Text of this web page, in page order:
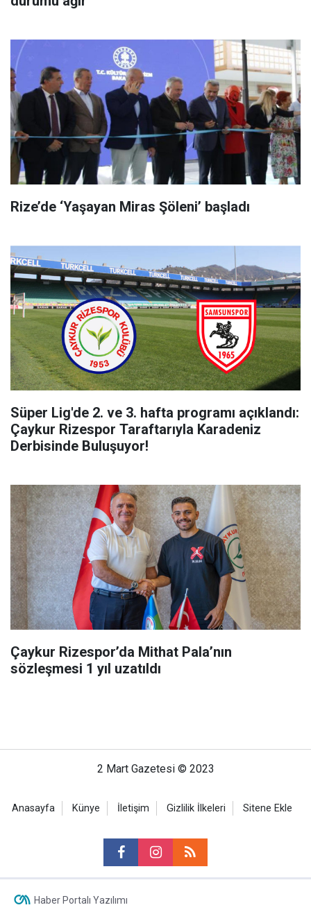
Rize’de ‘Yaşayan Miras Şöleni’ başladı
Süper Lig'de 2. ve 3. hafta programı açıklandı:
Çaykur Rizespor Taraftarıyla Karadeniz
Derbisinde Buluşuyor!
Çaykur Rizespor’da Mithat Pala’nın
sözleşmesi 1 yıl uzatıldı
2 Mart Gazetesi © 2023
Anasayfa Künye İletişim Gizlilik İlkeleri Sitene Ekle
Haber Portalı Yazılımı